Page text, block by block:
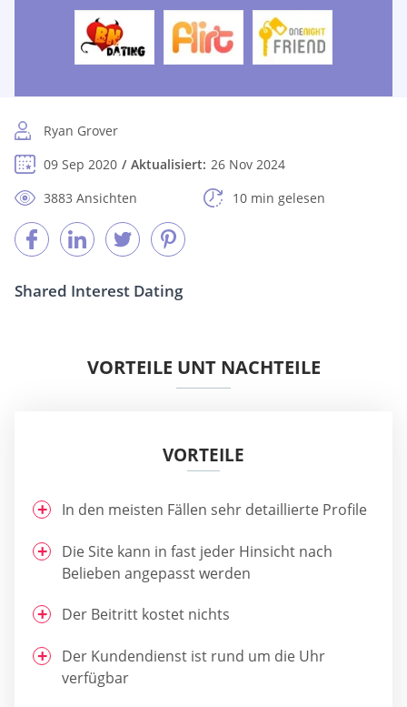
Ryan Grover
09 Sep 2020
Aktualisiert: 26 Nov 2024
3883 Ansichten
10 min gelesen
Shared Interest Dating
VORTEILE UNT NACHTEILE
VORTEILE
In den meisten Fällen sehr detaillierte Profile
Die Site kann in fast jeder Hinsicht nach
Belieben angepasst werden
Der Beitritt kostet nichts
Der Kundendienst ist rund um die Uhr
verfügbar